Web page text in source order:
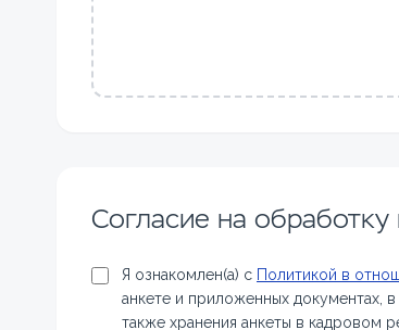
Cогласие на
Я ознакомлен(а) с Политикой в
анкете и приложенных документах,
также хранения анкеты в кадровом